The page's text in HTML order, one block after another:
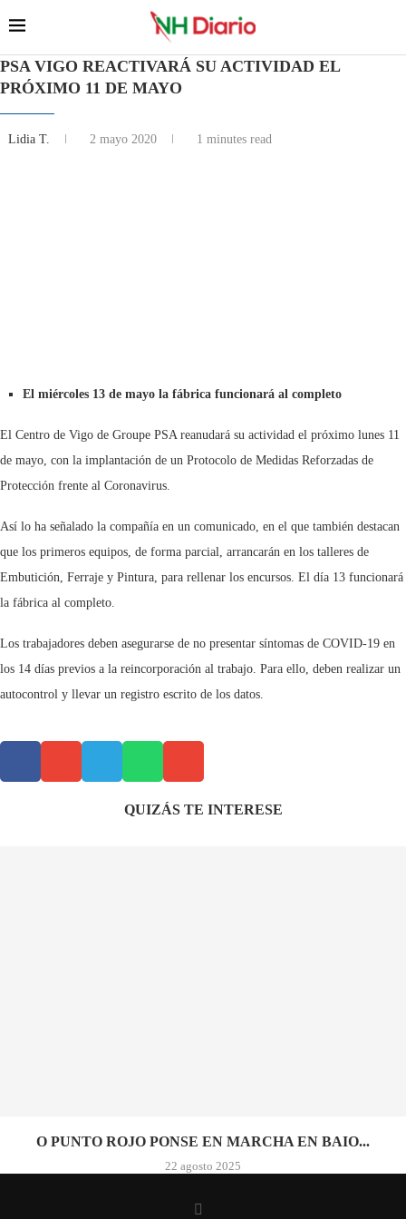
PSA VIGO REACTIVARÁ SU ACTIVIDAD EL
PRÓXIMO 11 DE MAYO
Lidia T. 2 mayo 2020 1 minutes read
El miércoles 13 de mayo la fábrica funcionará al completo
El Centro de Vigo de Groupe PSA reanudará su actividad el próximo lunes 11
de mayo, con la implantación de un Protocolo de Medidas Reforzadas de
Protección frente al Coronavirus.
Así lo ha señalado la compañía en un comunicado, en el que también destacan
que los primeros equipos, de forma parcial, arrancarán en los talleres de
Embutición, Ferraje y Pintura, para rellenar los encursos. El día 13 funcionará
la fábrica al completo.
Los trabajadores deben asegurarse de no presentar síntomas de COVID-19 en
los 14 días previos a la reincorporación al trabajo. Para ello, deben realizar un
autocontrol y llevar un registro escrito de los datos.
QUIZÁS TE INTERESE
O PUNTO ROJO PONSE EN MARCHA EN BAIO...
22 agosto 2025